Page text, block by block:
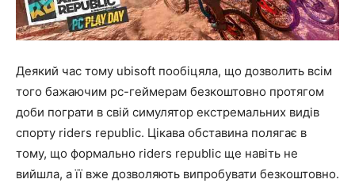
Деякий час тому ubisoft пообіцяла, що дозволить всім
того бажаючим pc-геймерам безкоштовно протягом
доби пограти в свій симулятор екстремальних видів
спорту riders republic. Цікава обставина полягає в
тому, що формально riders republic ще навіть не
вийшла, а її вже дозволяють випробувати безкоштовно.